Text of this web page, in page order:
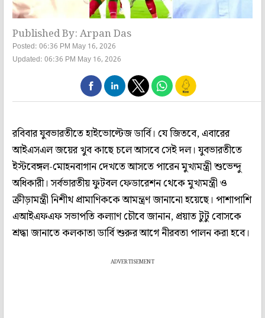
Published By: Arpan Das
Posted: 06:36 PM May 16, 2026
Updated: 06:36 PM May 16, 2026
রবিবার যুবভারতীতে হাইভোল্টেজ ডার্বি। যে জিতবে, এবারের
আইএসএল জয়ের খুব কাছে চলে আসবে সেই দল। যুবভারতীতে
ইস্টবেঙ্গল-মোহনবাগান দেখতে আসতে পারেন মুখ্যমন্ত্রী শুভেন্দু
অধিকারী। সর্বভারতীয় ফুটবল ফেডারেশন থেকে মুখ্যমন্ত্রী ও
ক্রীড়ামন্ত্রী নিশীথ প্রামাণিককে আমন্ত্রণ জানানো হয়েছে। পাশাপাশি
এআইএফএফ সভাপতি কল্যাণ চৌবে জানান, প্রয়াত টুটু বোসকে
শ্রদ্ধা জানাতে কলকাতা ডার্বি শুরুর আগে নীরবতা পালন করা হবে।
ADVERTISEMENT